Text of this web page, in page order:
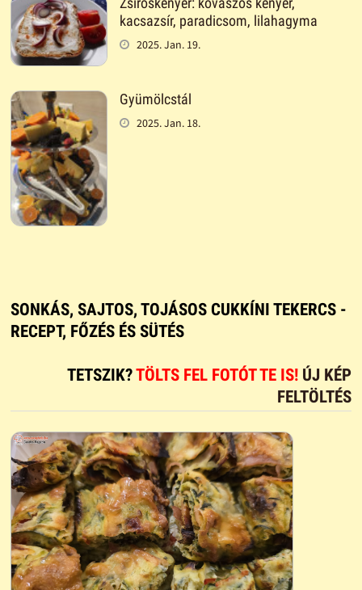
kacsazsír, paradicsom, lilahagyma
2025. Jan. 19.
Gyümölcstál
2025. Jan. 18.
SONKÁS, SAJTOS, TOJÁSOS CUKKÍNI TEKERCS -
RECEPT, FŐZÉS ÉS SÜTÉS
TETSZIK?TÖLTS FEL FOTÓT TE IS! ÚJ KÉP
FELTÖLTÉS